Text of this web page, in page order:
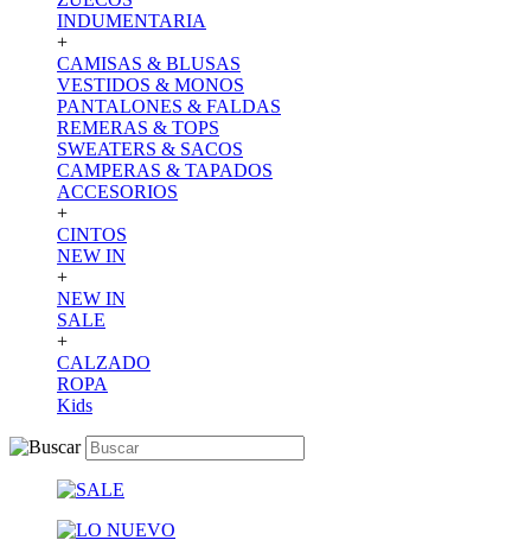
INDUMENTARIA
+
CAMISAS & BLUSAS
VESTIDOS & MONOS
PANTALONES & FALDAS
REMERAS & TOPS
SWEATERS & SACOS
CAMPERAS & TAPADOS
ACCESORIOS
+
CINTOS
NEW IN
+
NEW IN
SALE
+
CALZADO
ROPA
Kids